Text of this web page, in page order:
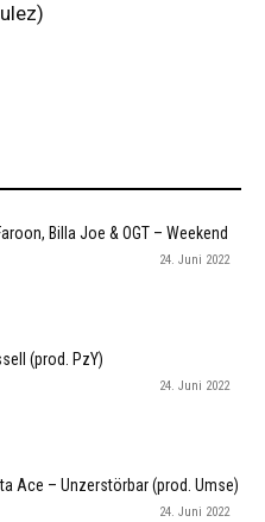
Billa Joe & OGT – Weekend
24. Juni 2022
(prod. PzY)
24. Juni 2022
Ace – Unzerstörbar (prod. Umse)
24. Juni 2022